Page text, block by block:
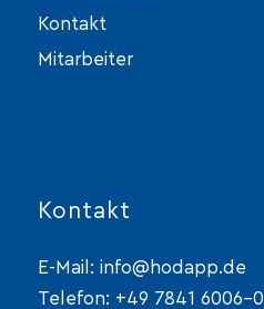
Kontakt
Mitarbeiter
Kontakt
E-Mail: info@hodapp.de
Telefon: +49 7841 6006-0